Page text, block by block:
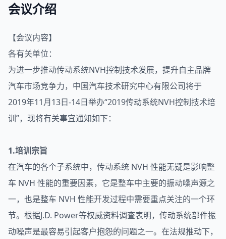
会议介绍
【会议内容】
各有关单位：
为进一步推动传动系统NVH控制技术发展，提升自主品牌
汽车市场竞争力，中国汽车技术研究中心有限公司将于
2019年11月13日-14日举办“2019传动系统NVH控制技术培
训”，现将有关事宜通知如下：
1.培训宗旨
在汽车的各个子系统中，传动系统 NVH 性能无疑是影响整
车 NVH 性能的重要因素，它是整车中主要的振动噪声源之
一，也是整车 NVH 性能开发过程中需要重点关注的一个环
节。根据J.D. Power等权威资料调查表明，传动系统部件振
动噪声是最容易引起客户抱怨的问题之一。在法规推动下，